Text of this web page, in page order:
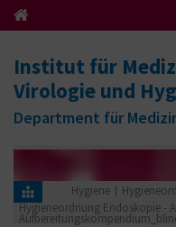
Institut für
Virologie und
Department für
Hygiene
Hygieneordnung Endoskopie -